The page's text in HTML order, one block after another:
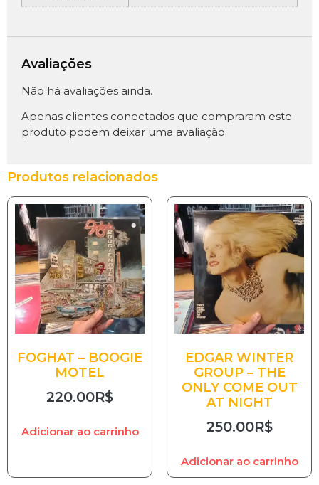
Avaliações
Não há avaliações ainda.
Apenas clientes conectados que compraram este
produto podem deixar uma avaliação.
Produtos relacionados
FOGHAT – BOOGIE
MOTEL
220.00R$
Adicionar ao carrinho
EDGAR WINTER
GROUP – THE
ONLY COME OUT
AT NIGHT
250.00R$
Adicionar ao carrinho